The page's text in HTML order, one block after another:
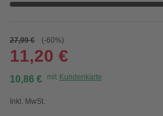
27,99 € (-60%)
11,20 €
10,86 € mit Kundenkarte
Inkl. MwSt.